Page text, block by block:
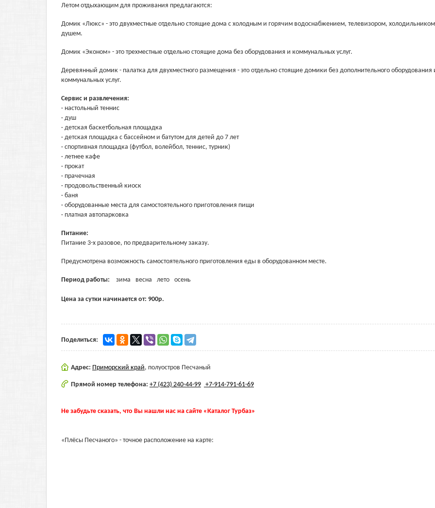
Летом отдыхающим для проживания предлагаются:
Домик «Люкс» - это двухместные отдельно стоящие дома с холодным и горячим водоснабжением, телевизором,
душем.
Домик «Эконом» - это трехместные отдельно стоящие дома без оборудования и коммунальных услуг.
Деревянный домик - палатка для двухместного размещения - это отдельно стоящие домики без дополнительного оборудования
коммунальных услуг.
Сервис и развлечения:
· настольный теннис
· душ
· детская баскетбольная площадка
· детская площадка с бассейном и батутом для детей до 7 лет
· спортивная площадка (футбол, волейбол, теннис, турник)
· летнее кафе
· прокат
· прачечная
· продовольственный киоск
· баня
· оборудованные места для самостоятельного приготовления пищи
· платная автопарковка
Питание:
Питание 3-х разовое, по предварительному заказу.
Предусмотрена возможность самостоятельного приготовления еды в оборудованном месте.
Период работы: зима весна лето осень
Цена за сутки начинается от: 900р.
Поделиться:
Адрес: Приморский край, полуостров Песчаный
Прямой номер телефона: +7 (423) 240-44-99 +7-914-791-61-69
Не забудьте сказать, что Вы нашли нас на сайте «Каталог Турбаз»
«Плёсы Песчаного» - точное расположение на карте: